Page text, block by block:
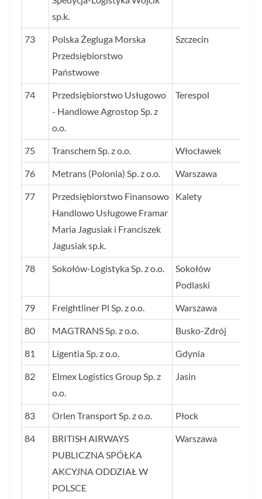
sp.k.
73
Polska Żegluga Morska
Przedsiębiorstwo
Państwowe
Szczecin
74
Przedsiębiorstwo Usługowo
- Handlowe Agrostop Sp. z
o.o.
Terespol
75 Transchem Sp. z o.o. Włocławek
76 Metrans (Polonia) Sp. z o.o. Warszawa
77
Przedsiębiorstwo Finansowo
Handlowo Usługowe Framar
Maria Jagusiak i Franciszek
Jagusiak sp.k.
Kalety
78 Sokołów-Logistyka Sp. z o.o.
Sokołów
Podlaski
79 Freightliner Pl Sp. z o.o. Warszawa
80 MAGTRANS Sp. z o.o. Busko-Zdrój
81 Ligentia Sp. z o.o. Gdynia
82
Elmex Logistics Group Sp. z
o.o.
Jasin
83 Orlen Transport Sp. z o.o. Płock
84
BRITISH AIRWAYS
PUBLICZNA SPÓŁKA
AKCYJNA ODDZIAŁ W
POLSCE
Warszawa